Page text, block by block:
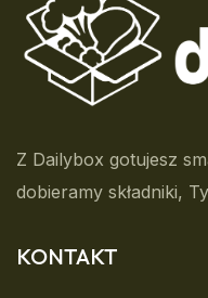
Z Dailybox gotujesz
dobieramy składniki,
KONTAKT